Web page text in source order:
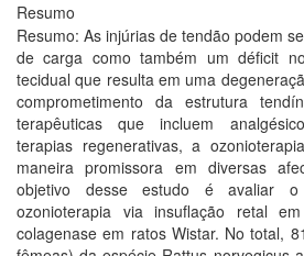
Resumo
Resumo: As injúrias de tendão podem
de carga como também um déficit
tecidual que resulta em uma
comprometimento da estrutura
terapêuticas que incluem
terapias regenerativas, a
maneira promissora em diversas
objetivo desse estudo é avaliar
ozonioterapia via insuflação retal
colagenase em ratos Wistar. No total,